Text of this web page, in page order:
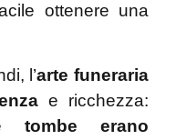
ottenere una
l’arte funeraria
e ricchezza:
tombe erano